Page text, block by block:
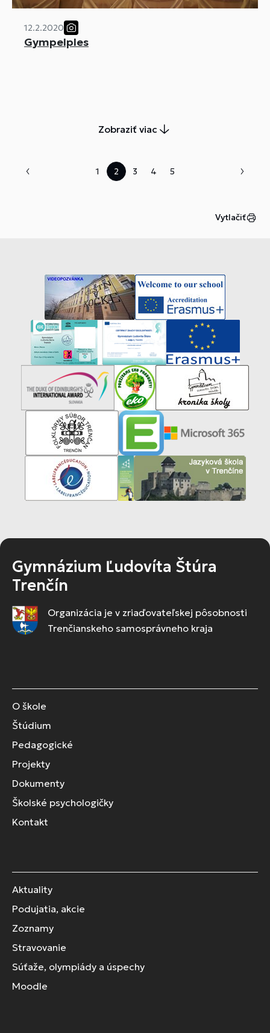
12.2.2020
Gympelples
Zobraziť viac
1 2 3 4 5
Vytlačiť
Gymnázium Ľudovíta Štúra
Trenčín
Organizácia je v zriaďovateľskej pôsobnosti
Trenčianskeho samosprávneho kraja
O škole
Štúdium
Pedagogické
Projekty
Dokumenty
Školské psychologičky
Kontakt
Aktuality
Podujatia, akcie
Zoznamy
Stravovanie
Súťaže, olympiády a úspechy
Moodle